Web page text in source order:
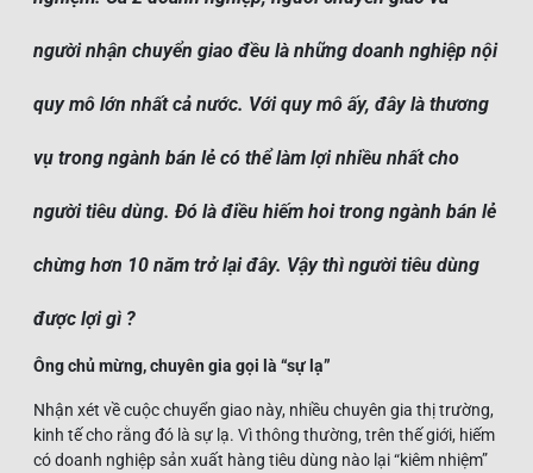
người nhận chuyển giao đều là những doanh nghiệp nội
quy mô lớn nhất cả nước. Với quy mô ấy, đây là thương
vụ trong ngành bán lẻ có thể làm lợi nhiều nhất cho
người tiêu dùng. Đó là điều hiếm hoi trong ngành bán lẻ
chừng hơn 10 năm trở lại đây. Vậy thì người tiêu dùng
được lợi gì ?
Ông chủ mừng, chuyên gia gọi là “sự lạ”
Nhận xét về cuộc chuyển giao này, nhiều chuyên gia thị trường,
kinh tế cho rằng đó là sự lạ. Vì thông thường, trên thế giới, hiếm
có doanh nghiệp sản xuất hàng tiêu dùng nào lại “kiêm nhiệm”